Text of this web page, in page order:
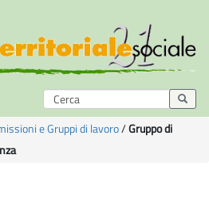
e Gruppi di lavoro/Gruppo di